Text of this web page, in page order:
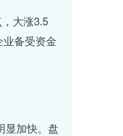
大涨3.5
备受资金
显加快。盘